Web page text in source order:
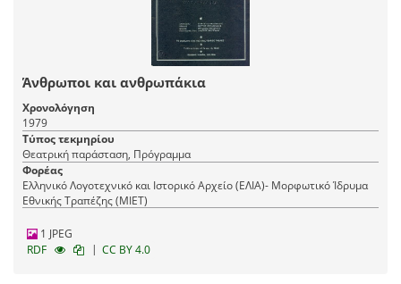
Άνθρωποι και ανθρωπάκια
Χρονολόγηση
1979
Τύπος τεκμηρίου
Θεατρική παράσταση, Πρόγραμμα
Φορέας
Ελληνικό Λογοτεχνικό και Ιστορικό Αρχείο (ΕΛΙΑ)- Μορφωτικό Ίδρυμα
Εθνικής Τραπέζης (ΜΙΕΤ)
1 JPEG
RDF
| CC BY 4.0